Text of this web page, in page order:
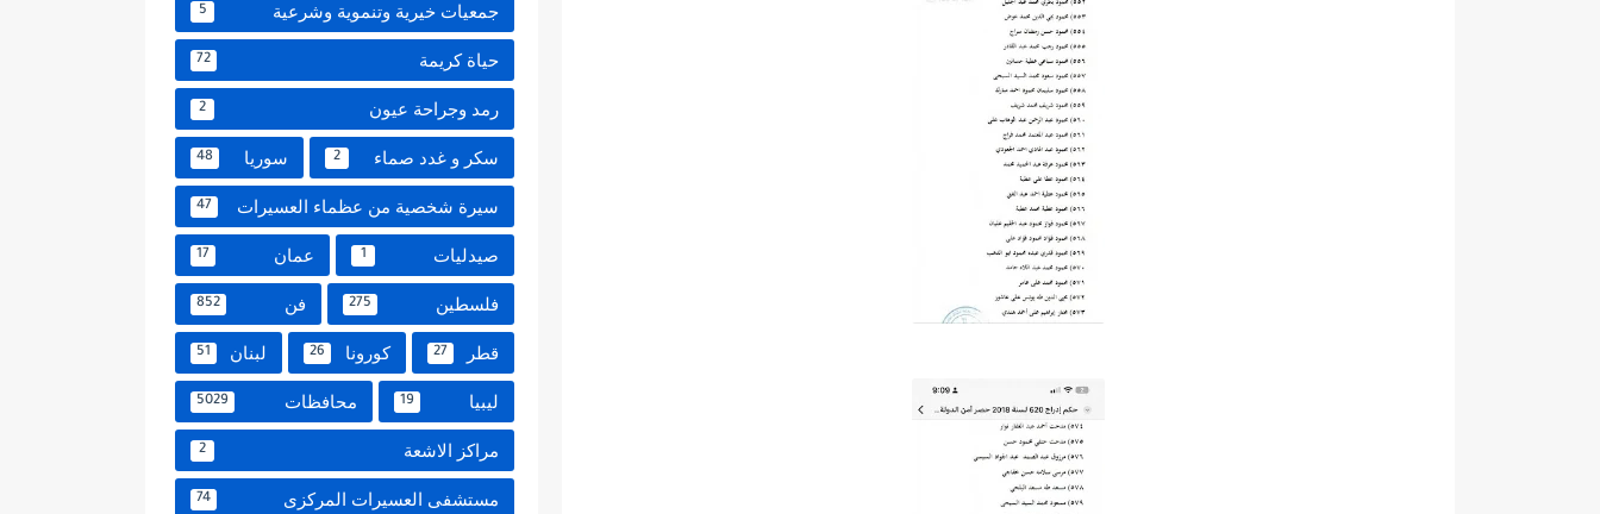
جمعيات خيرية وتنموية وشرعية 5
حياة كريمة 72
رمد وجراحة عيون 2
سكر و غدد صماء 2 سوريا 48
سيرة شخصية من عظماء العسيرات 47
صيدليات 1 عمان 17
فلسطين 275 فن 852
قطر 27 كورونا 26 لبنان 51
ليبيا 19 محافظات 5029
مراكز الاشعة 2
مستشفى العسيرات المركزى 74